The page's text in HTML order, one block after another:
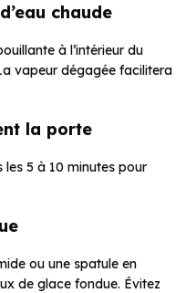
chaude
à l’intérieur du
vapeur dégagée facilitera
la porte
les 5 à 10 minutes pour
ou une spatule en
de glace fondue. Évitez